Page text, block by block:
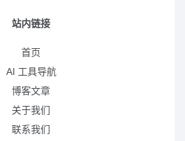
站内链接
首页
AI 工具导航
博客文章
关于我们
联系我们